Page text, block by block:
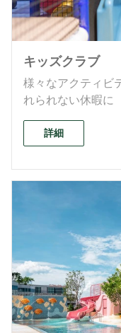
キッズクラブ
様々なアクティビ
れられない休暇に
詳細